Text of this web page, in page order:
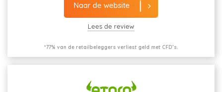
Naar de website
Lees de review
*77% van de retailbeleggers verliest geld met CFD’s.